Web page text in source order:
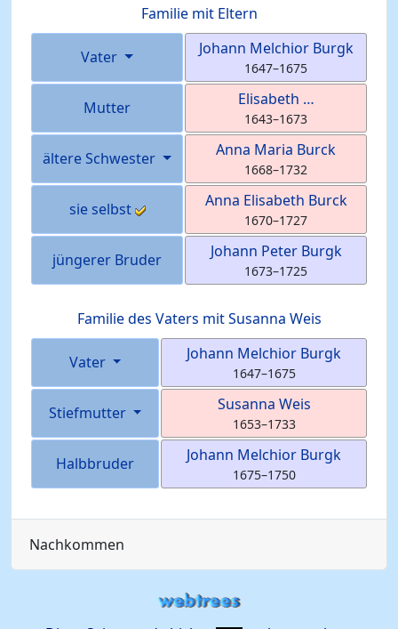
Familie mit Eltern
Vater Johann Melchior Burgk
1647–1675
Mutter Elisabeth …
1643–1673
ältere Schwester Anna Maria Burck
1668–1732
sie selbst Anna Elisabeth Burck
1670–1727
jüngerer Bruder Johann Peter Burgk
1673–1725
Familie des Vaters mitSusanna Weis
Vater Johann Melchior Burgk
1647–1675
Stiefmutter Susanna Weis
1653–1733
Halbbruder Johann Melchior Burgk
1675–1750
Nachkommen